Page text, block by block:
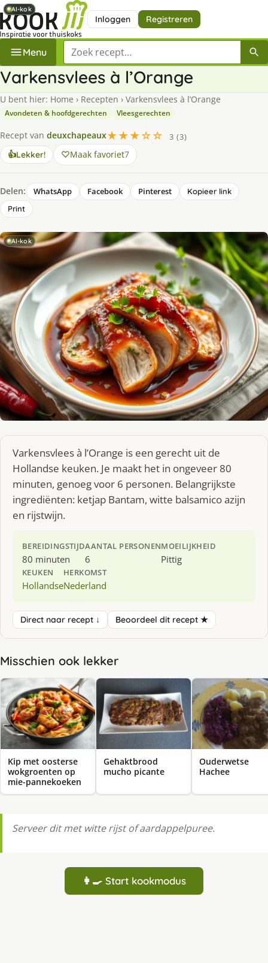
Inloggen Registreren
Menu Zoek een recept
Varkensvlees à l’Orange
U bent hier: Home › Recepten › Varkensvlees à l’Orange
Avondeten & hoofdgerechten Vleesgerechten
Recept van deuxchapeaux★★★☆☆
3 (3)
👍Lekker! Maak favoriet7
Delen: WhatsApp Facebook Pinterest
Kopieer link
Print
AI-kok
Varkensvlees à l’Orange is een gerecht uit de
Hollandse keuken. Je maakt het in ongeveer 80
minuten, genoeg voor 6 personen. Belangrijkste
ingrediënten: ketjap Bantam, witte balsamico azijn
en rijstwijn.
BEREIDINGSTIJD
80 minuten
AANTAL PERSONEN
6
MOEILIJKHEID
Pittig
KEUKEN
Hollandse
HERKOMST
Nederland
Direct naar recept ↓ Beoordeel dit recept ★
Misschien ook lekker
AI-kok
Kip met oosterse
wokgroenten op
mie-pannekoeken
Gehaktbrood
mucho picante
Ouderwetse
Hachee
AI-kok
AI-kok
Serveer dit met witte rijst of aardappelpuree.
👩‍🍳 Start kookmodus